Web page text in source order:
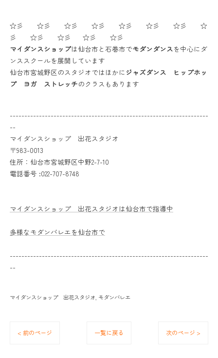
☆彡 ☆彡 ☆彡 ☆彡 ☆彡 ☆彡 ☆彡 ☆
彡 ☆彡 ☆彡 ☆彡 ☆彡
マイダンスショップは仙台市と石巻市でモダンダンスを中心にダ
ンススクールを展開しています
仙台市宮城野区のスタジオではほかに ジャズダンス ヒップホッ
プ ヨガ ストレッチのクラスもあります
--------------------------------------------------------------------
--
マイダンスショップ 出花スタジオ
〒983-0013
住所：仙台市宮城野区中野2-7-10
電話番号 :022-707-8748
マイダンスショップ 出花スタジオは仙台市で指導中
多様なモダンバレエを仙台市で
--------------------------------------------------------------------
--
マイダンスショップ 出花スタジオ モダンバレエ
< 前のページ 一覧に戻る 次のページ >